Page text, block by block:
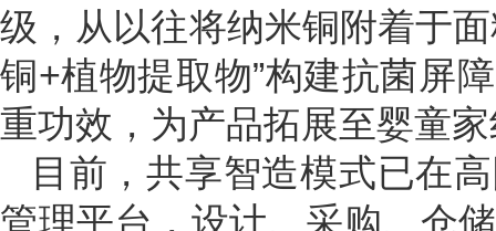
级，从以往将纳米铜附着于
铜+植物提取物”构建抗菌屏
重功效，为产品拓展至婴童
目前，共享智造模式已在
管理平台，设计、采购、仓